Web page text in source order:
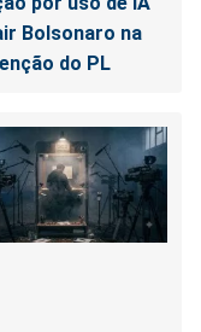
Bolsonaro na
do PL